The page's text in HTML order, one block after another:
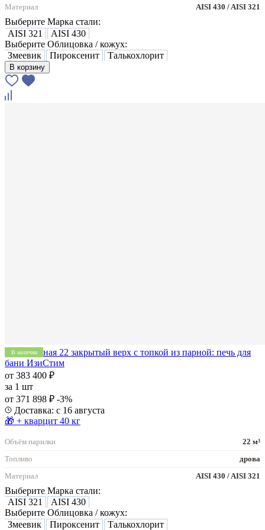
Материал AISI 430 / AISI 321
Выберите Марка стали:
AISI 321
AISI 430
Выберите Облицовка / кожух:
Змеевик
Пироксенит Талькохлорит
В корзину
В наличии
Печь Южная 22 закрытый верх с топкой из парной: печь для
бани ИзиСтим
от 383 400 ₽
за 1 шт
от 371 898 ₽ -3%
Доставка: с 16 августа
🎁 + кварцит 40 кг
Объём парилки
22 м³
Топливо
дрова
Материал
AISI 430 / AISI 321
Выберите Марка стали:
AISI 321
AISI 430
Выберите Облицовка / кожух:
Змеевик
Пироксенит Талькохлорит